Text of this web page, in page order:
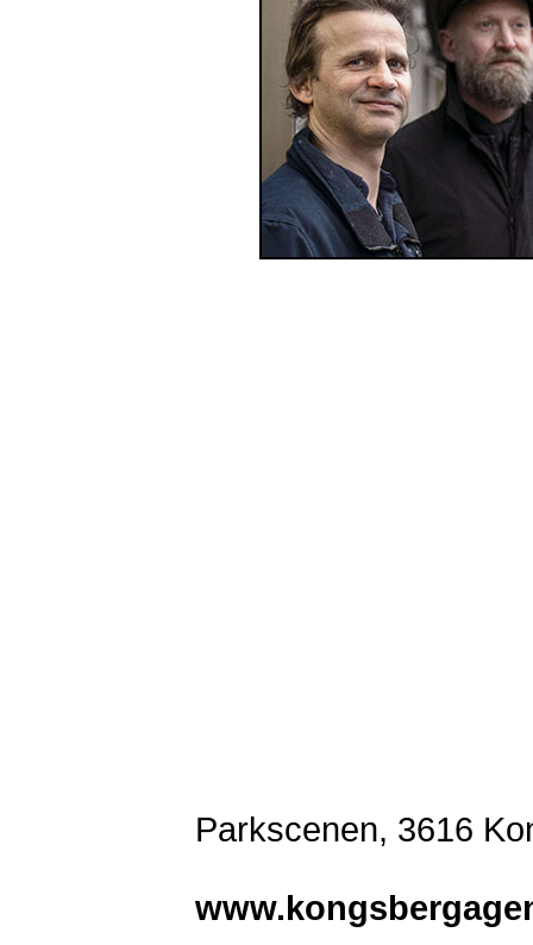
Parkscenen, 3616